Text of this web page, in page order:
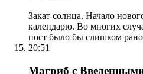
Закат солнца. Начало
календарю. Во многих
пост было бы слишком
20:51
Магриб с